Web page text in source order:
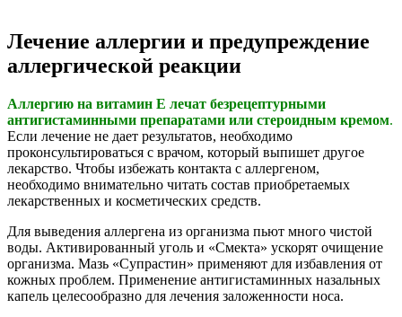
Лечение аллергии и предупреждение
аллергической реакции
Аллергию на витамин Е лечат безрецептурными
антигистаминными препаратами или стероидным кремом.
Если лечение не дает результатов, необходимо
проконсультироваться с врачом, который выпишет другое
лекарство. Чтобы избежать контакта с аллергеном,
необходимо внимательно читать состав приобретаемых
лекарственных и косметических средств.
Для выведения аллергена из организма пьют много чистой
воды. Активированный уголь и «Смекта» ускорят очищение
организма. Мазь «Супрастин» применяют для избавления от
кожных проблем. Применение антигистаминных назальных
капель целесообразно для лечения заложенности носа.